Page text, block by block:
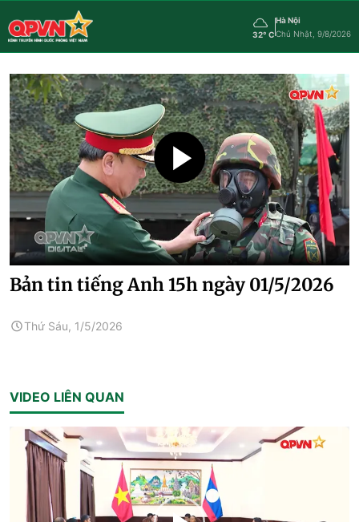
32° C
Hà Nội
Chủ Nhật, 9/8/2026
Bản tin tiếng Anh 15h ngày 01/5/2026
Thứ Sáu, 1/5/2026
VIDEO LIÊN QUAN